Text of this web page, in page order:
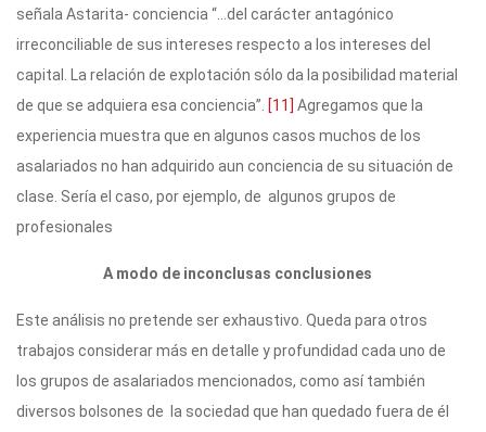
señala Astarita- conciencia “…del carácter antagónico
irreconciliable de sus intereses respecto a los intereses del
capital. La relación de explotación sólo da la posibilidad material
de que se adquiera esa conciencia”. [11] Agregamos que la
experiencia muestra que en algunos casos muchos de los
asalariados no han adquirido aun conciencia de su situación de
clase. Sería el caso, por ejemplo, de algunos grupos de
profesionales
A modo de inconclusas conclusiones
Este análisis no pretende ser exhaustivo. Queda para otros
trabajos considerar más en detalle y profundidad cada uno de
los grupos de asalariados mencionados, como así también
diversos bolsones de la sociedad que han quedado fuera de él